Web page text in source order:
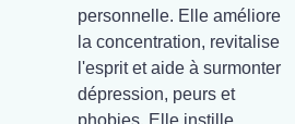
personnelle. Elle améliore
la concentration, revitalise
l'esprit et aide à surmonter
dépression, peurs et
phobies. Elle instille